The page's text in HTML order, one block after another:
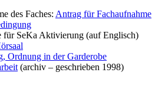
des Faches: Antrag für Fachaufnahme
SeKa Aktivierung (auf Englisch)
Ordnung in der Garderobe
(archiv – geschrieben 1998)